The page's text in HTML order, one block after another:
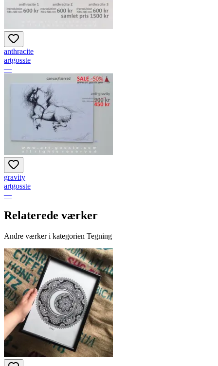
anthracite
artgosste
—
gravity
artgosste
—
Relaterede værker
Andre værker i kategorien Tegning